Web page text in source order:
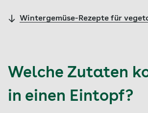
Wintergemüse-Rezepte für
Welche Zutaten
in einen Eintopf?